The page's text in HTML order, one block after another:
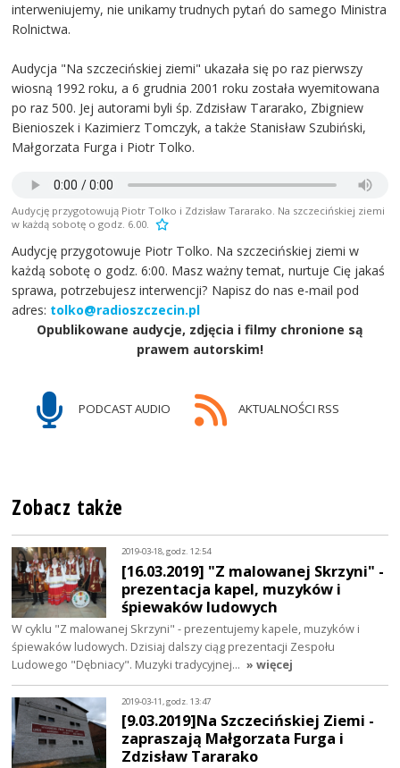
interweniujemy, nie unikamy trudnych pytań do samego Ministra
Rolnictwa.
Audycja "Na szczecińskiej ziemi" ukazała się po raz pierwszy
wiosną 1992 roku, a 6 grudnia 2001 roku została wyemitowana
po raz 500. Jej autorami byli śp. Zdzisław Tararako, Zbigniew
Bienioszek i Kazimierz Tomczyk, a także Stanisław Szubiński,
Małgorzata Furga i Piotr Tolko.
Audycję przygotowują Piotr Tolko i Zdzisław Tararako. Na szczecińskiej ziemi
w każdą sobotę o godz. 6.00.
Audycję przygotowuje Piotr Tolko. Na szczecińskiej ziemi w
każdą sobotę o godz. 6:00. Masz ważny temat, nurtuje Cię jakaś
sprawa, potrzebujesz interwencji? Napisz do nas e-mail pod
adres: tolko@radioszczecin.pl
Opublikowane audycje, zdjęcia i filmy chronione są
prawem autorskim!
PODCAST AUDIO AKTUALNOŚCI RSS
Zobacz także
2019-03-18, godz. 12:54
[16.03.2019] "Z malowanej Skrzyni" -
prezentacja kapel, muzyków i
śpiewaków ludowych
W cyklu "Z malowanej Skrzyni" - prezentujemy kapele, muzyków i
śpiewaków ludowych. Dzisiaj dalszy ciąg prezentacji Zespołu
Ludowego "Dębniacy". Muzyki tradycyjnej… » więcej
2019-03-11, godz. 13:47
[9.03.2019]Na Szczecińskiej Ziemi -
zapraszają Małgorzata Furga i
Zdzisław Tararako